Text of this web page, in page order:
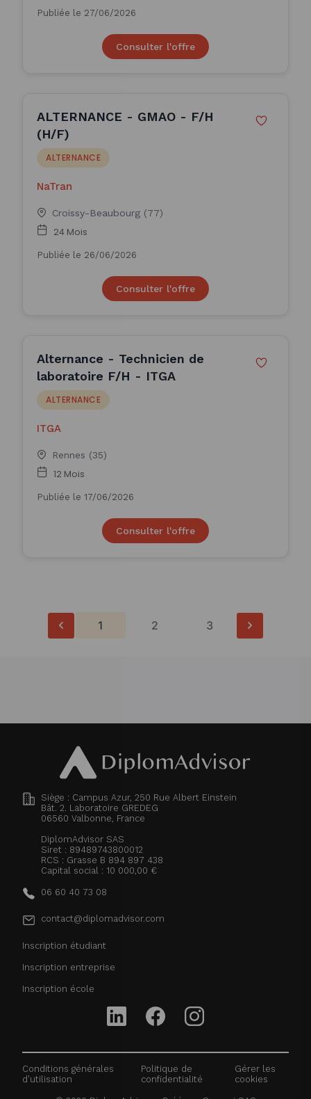
Publiée le 27/06/2026
Consulter l'offre
ALTERNANCE - GMAO - F/H
(H/F)
ALTERNANCE
NaTran
Croissy-Beaubourg (77)
24 Mois
Publiée le 26/06/2026
Consulter l'offre
Alternance - Technicien de
laboratoire F/H - ITGA
ALTERNANCE
ITGA
Rennes (35)
12 Mois
Publiée le 17/06/2026
Consulter l'offre
1 2 3
Siège : Campus Azur, 250 Rue Albert Einstein
Bât. 2. Laboratoire GREDEG
06560 Valbonne, France
DiplomAdvisor SAS
Siret : 89489743800012
RCS : Grasse B 894 897 438
Capital social : 10 000,00 €
06 60 40 73 08
contact@diplomadvisor.com
Inscription étudiant
Inscription entreprise
Inscription école
Conditions générales
d'utilisation
Politique de
confidentialité
Gérer les
cookies